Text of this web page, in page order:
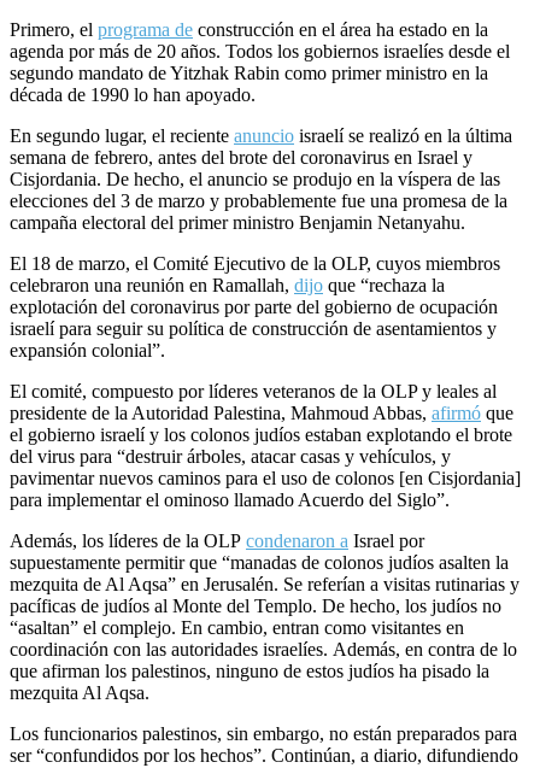
Primero, el programa de construcción en el área ha estado en la
agenda por más de 20 años. Todos los gobiernos israelíes desde el
segundo mandato de Yitzhak Rabin como primer ministro en la
década de 1990 lo han apoyado.
En segundo lugar, el reciente anuncio israelí se realizó en la última
semana de febrero, antes del brote del coronavirus en Israel y
Cisjordania. De hecho, el anuncio se produjo en la víspera de las
elecciones del 3 de marzo y probablemente fue una promesa de la
campaña electoral del primer ministro Benjamin Netanyahu.
El 18 de marzo, el Comité Ejecutivo de la OLP, cuyos miembros
celebraron una reunión en Ramallah, dijo que “rechaza la
explotación del coronavirus por parte del gobierno de ocupación
israelí para seguir su política de construcción de asentamientos y
expansión colonial”.
El comité, compuesto por líderes veteranos de la OLP y leales al
presidente de la Autoridad Palestina, Mahmoud Abbas, afirmó que
el gobierno israelí y los colonos judíos estaban explotando el brote
del virus para “destruir árboles, atacar casas y vehículos, y
pavimentar nuevos caminos para el uso de colonos [en Cisjordania]
para implementar el ominoso llamado Acuerdo del Siglo”.
Además, los líderes de la OLP condenaron a Israel por
supuestamente permitir que “manadas de colonos judíos asalten la
mezquita de Al Aqsa” en Jerusalén. Se referían a visitas rutinarias y
pacíficas de judíos al Monte del Templo. De hecho, los judíos no
“asaltan” el complejo. En cambio, entran como visitantes en
coordinación con las autoridades israelíes. Además, en contra de lo
que afirman los palestinos, ninguno de estos judíos ha pisado la
mezquita Al Aqsa.
Los funcionarios palestinos, sin embargo, no están preparados para
ser “confundidos por los hechos”. Continúan, a diario, difundiendo